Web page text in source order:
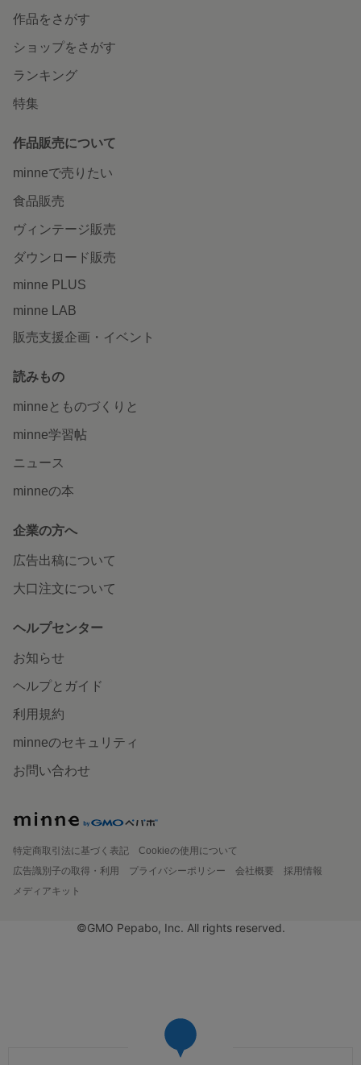
作品をさがす
ショップをさがす
ランキング
特集
作品販売について
minneで売りたい
食品販売
ヴィンテージ販売
ダウンロード販売
minne PLUS
minne LAB
販売支援企画・イベント
読みもの
minneとものづくりと
minne学習帖
ニュース
minneの本
企業の方へ
広告出稿について
大口注文について
ヘルプセンター
お知らせ
ヘルプとガイド
利用規約
minneのセキュリティ
お問い合わせ
特定商取引法に基づく表記
Cookieの使用について
広告識別子の取得・利用
プライバシーポリシー 会社概要
採用情報
メディアキット
©GMO Pepabo, Inc. All rights reserved.